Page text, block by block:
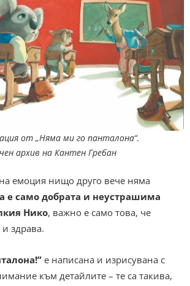
от „Няма ми го панталона“.
архив на Кантен Гребан
емоция нищо друго вече няма
е само добрата и неустрашима
Нико, важно е само това, че
здрава.
е написана и изрисувана с
към детайлите – те са такива,